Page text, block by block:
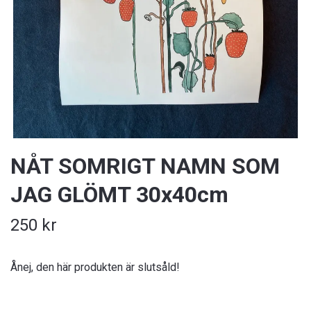
NÅT SOMRIGT NAMN SOM
JAG GLÖMT 30x40cm
250 kr
Ånej, den här produkten är slutsåld!